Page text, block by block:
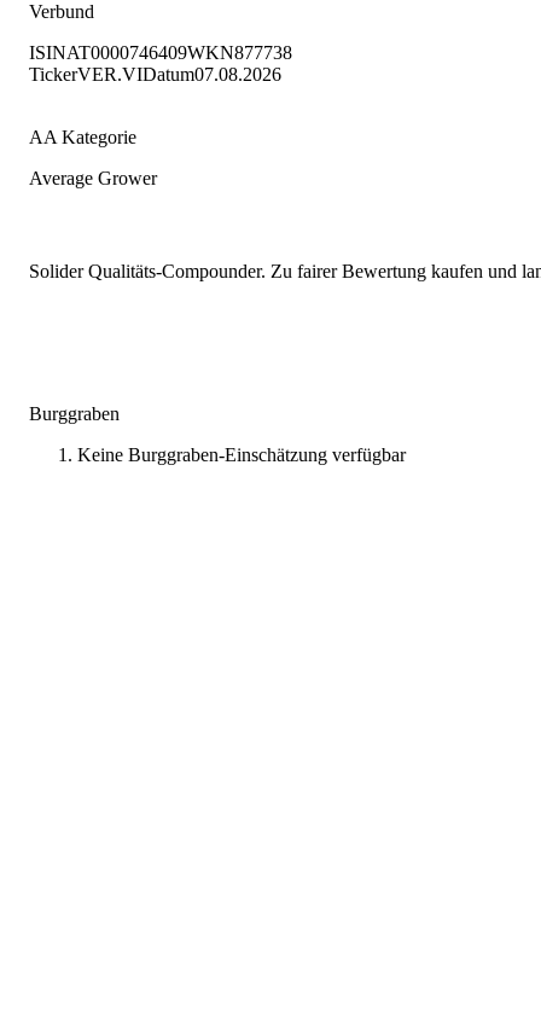
Verbund
ISINAT0000746409WKN877738
TickerVER.VIDatum07.08.2026
AA Kategorie
Average Grower
Solider Qualitäts-Compounder. Zu fairer Bewertung kaufen und
Burggraben
Keine Burggraben-Einschätzung verfügbar